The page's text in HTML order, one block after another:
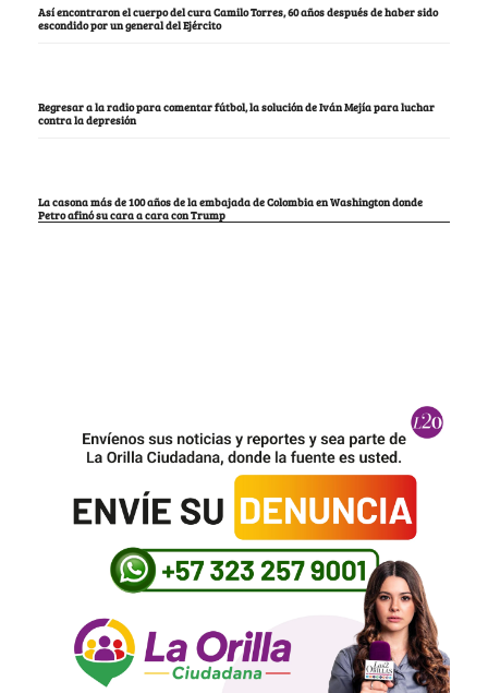
Así encontraron el cuerpo del cura Camilo Torres, 60 años después de haber sido
escondido por un general del Ejército
Regresar a la radio para comentar fútbol, la solución de Iván Mejía para luchar
contra la depresión
La casona más de 100 años de la embajada de Colombia en Washington donde
Petro afinó su cara a cara con Trump